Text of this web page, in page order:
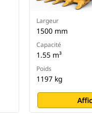
Largeur
1500 mm
Capacité
1.55 m³
Poids
1197 kg